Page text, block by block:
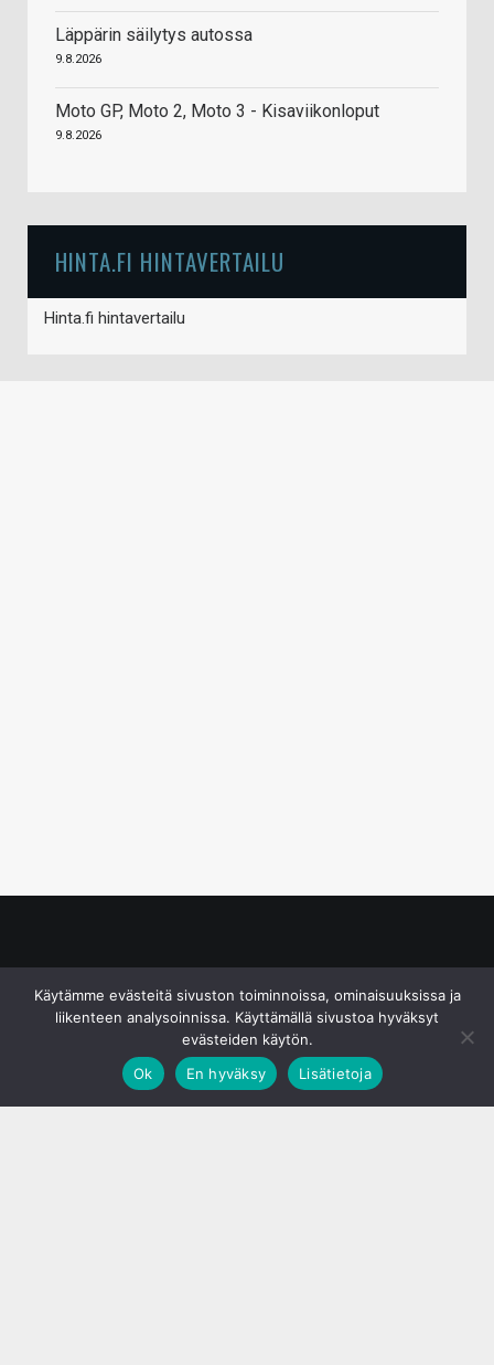
Läppärin säilytys autossa
9.8.2026
Moto GP, Moto 2, Moto 3 - Kisaviikonloput
9.8.2026
HINTA.FI HINTAVERTAILU
Hinta.fi hintavertailu
Käytämme evästeitä sivuston toiminnoissa, ominaisuuksissa ja
liikenteen analysoinnissa. Käyttämällä sivustoa hyväksyt
evästeiden käytön.
Ok
En hyväksy Lisätietoja